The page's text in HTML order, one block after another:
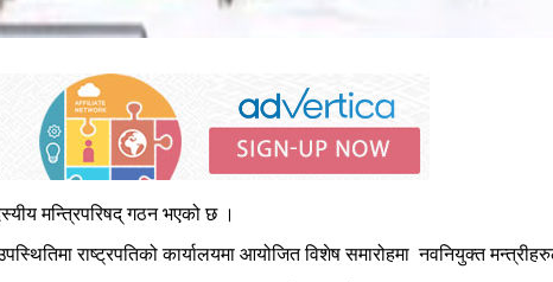
मन्त्रिपरिषद् गठन भएको छ ।
राष्ट्रपतिको कार्यालयमा आयोजित विशेष समारोहमा नवनियुक्त